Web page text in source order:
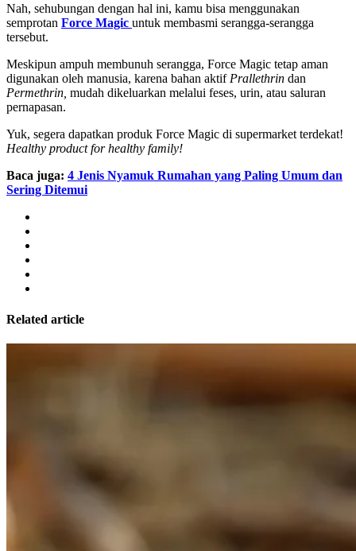
Nah, sehubungan dengan hal ini, kamu bisa menggunakan
semprotan Force Magic untuk membasmi serangga-serangga
tersebut.
Meskipun ampuh membunuh serangga, Force Magic tetap aman
digunakan oleh manusia, karena bahan aktif Prallethrin dan
Permethrin, mudah dikeluarkan melalui feses, urin, atau saluran
pernapasan.
Yuk, segera dapatkan produk Force Magic di supermarket terdekat!
Healthy product for healthy family!
Baca juga: 4 Jenis Nyamuk Rumahan yang Paling Umum dan
Sering Ditemui
Related article